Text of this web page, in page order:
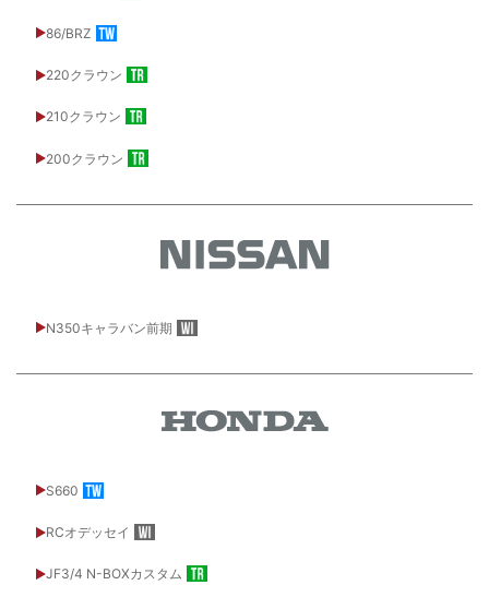
86/BRZ
220クラウン
210クラウン
200クラウン
N350キャラバン前期
S660
RCオデッセイ
JF3/4 N-BOXカスタム